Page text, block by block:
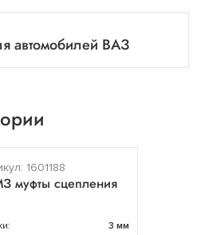
автомобилей ВАЗ
1601188
муфты сцепления
3 мм